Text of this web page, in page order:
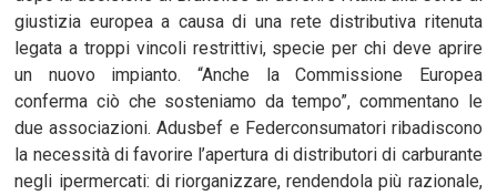
giustizia europea a causa di una rete distributiva ritenuta
legata a troppi vincoli restrittivi, specie per chi deve aprire
un nuovo impianto. “Anche la Commissione Europea
conferma ciò che sosteniamo da tempo”, commentano le
due associazioni. Adusbef e Federconsumatori ribadiscono
la necessità di favorire l’apertura di distributori di carburante
negli ipermercati: di riorganizzare, rendendola più razionale,